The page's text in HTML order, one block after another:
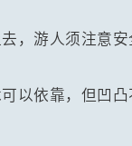
，游人须注意安
以依靠，但凹